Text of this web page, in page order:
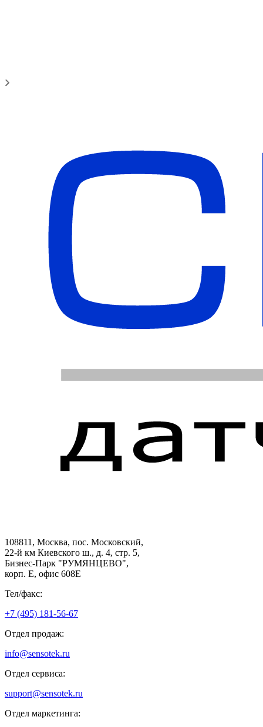
108811, Москва, пос. Московский,
22-й км Киевского ш., д. 4, стр. 5,
Бизнес-Парк "РУМЯНЦЕВО",
корп. Е, офис 608E
Тел/факс:
+7 (495) 181-56-67
Отдел продаж:
info@sensotek.ru
Отдел сервиса:
support@sensotek.ru
Отдел маркетинга: